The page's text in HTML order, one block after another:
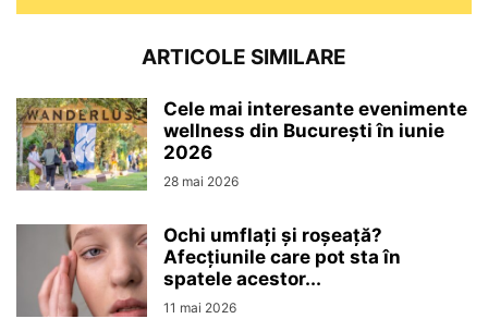
ARTICOLE SIMILARE
Cele mai interesante evenimente
wellness din București în iunie
2026
28 mai 2026
Ochi umflați și roșeață?
Afecțiunile care pot sta în
spatele acestor...
11 mai 2026